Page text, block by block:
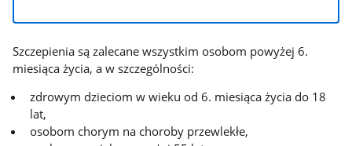
Szczepienia są zalecane wszystkim osobom powyżej 6.
miesiąca życia, a w szczególności:
zdrowym dzieciom w wieku od 6. miesiąca życia do 18
lat,
osobom chorym na choroby przewlekłe,